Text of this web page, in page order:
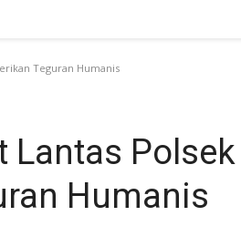
Teguran Humanis
Lantas Polsek
Humanis